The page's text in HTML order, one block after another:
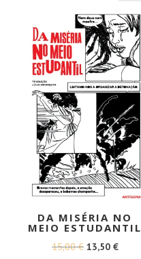
DA MISÉRIA NO
MEIO ESTUDANTIL
15,00€ O
13,50 €O